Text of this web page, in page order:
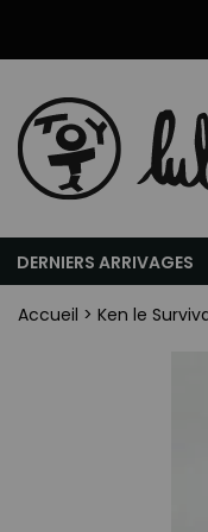
DERNIERS ARRIVAGES
Accueil > Ken le